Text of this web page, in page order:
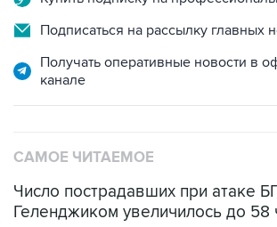
Подписаться на рассылку главных
Получать оперативные новости в
канале
САМОЕ ЧИТАЕМОЕ
Число пострадавших при атаке
Геленджиком увеличилось до 58